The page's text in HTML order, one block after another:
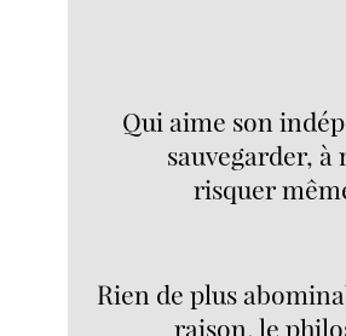
Qui aime son
sauvegarder,
risquer
Rien de plus
raison, le